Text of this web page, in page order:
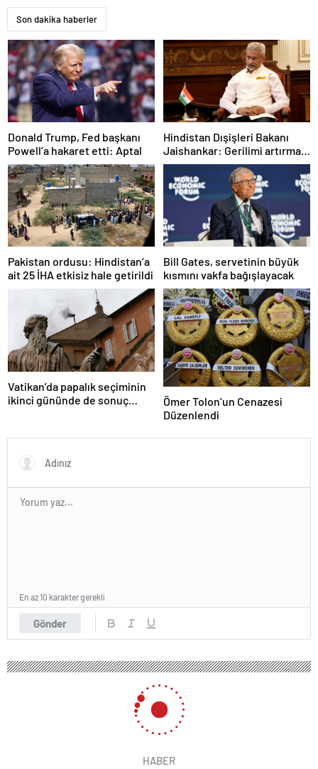
Son dakika haberler
Donald Trump, Fed başkanı
Powell’a hakaret etti: Aptal
Hindistan Dışişleri Bakanı
Jaishankar: Gerilimi artırmak
gibi bir niyetimiz yok
Pakistan ordusu: Hindistan’a
ait 25 İHA etkisiz hale getirildi
Bill Gates, servetinin büyük
kısmını vakfa bağışlayacak
Vatikan’da papalık seçiminin
ikinci gününde de sonuç
Ömer Tolon’un Cenazesi
Düzenlendi
Gönder
En az 10 karakter gerekli
HABER